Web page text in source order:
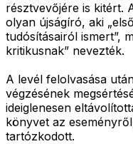
résztvevőjére is kitért.
olyan újságíró, aki
tudósításairól ismert”,
kritikusnak” nevezték.
A levél felolvasása
végzésének
ideiglenesen
könyvet az
tartózkodott.